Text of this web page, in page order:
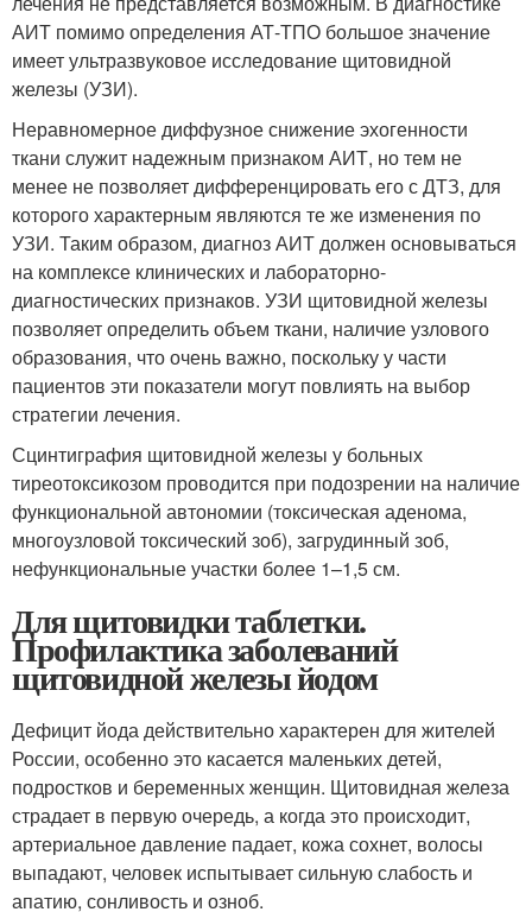
АИТ помимо определения АТ-ТПО большое значение
имеет ультразвуковое исследование щитовидной
железы (УЗИ).
Неравномерное диффузное снижение эхогенности
ткани служит надежным признаком АИТ, но тем не
менее не позволяет дифференцировать его с ДТЗ, для
которого характерным являются те же изменения по
УЗИ. Таким образом, диагноз АИТ должен основываться
на комплексе клинических и лабораторно-
диагностических признаков. УЗИ щитовидной железы
позволяет определить объем ткани, наличие узлового
образования, что очень важно, поскольку у части
пациентов эти показатели могут повлиять на выбор
стратегии лечения.
Сцинтиграфия щитовидной железы у больных
тиреотоксикозом проводится при подозрении на наличие
функциональной автономии (токсическая аденома,
многоузловой токсический зоб), загрудинный зоб,
нефункциональные участки более 1–1,5 см.
Для щитовидки таблетки.
Профилактика заболеваний
щитовидной железы йодом
Дефицит йода действительно характерен для жителей
России, особенно это касается маленьких детей,
подростков и беременных женщин. Щитовидная железа
страдает в первую очередь, а когда это происходит,
артериальное давление падает, кожа сохнет, волосы
выпадают, человек испытывает сильную слабость и
апатию, сонливость и озноб.